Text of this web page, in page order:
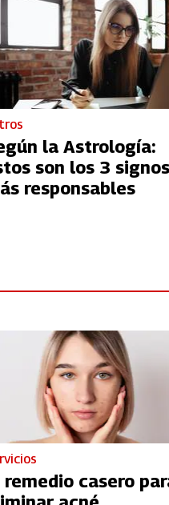
la Astrología:
son los 3 signos
responsables
remedio casero